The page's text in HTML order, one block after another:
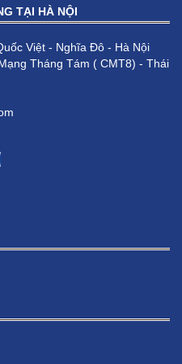
LW896JW/F#SCR
TẠI HÀ NỘI
Việt - Nghĩa Đô - Hà Nội
Tháng Tám ( CMT8) - Thái